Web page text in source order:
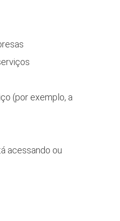
(por exemplo, a
acessando ou